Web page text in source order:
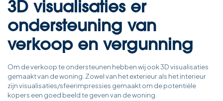
3D visualisaties er
ondersteuning van
verkoop en vergunning
Om de verkoop te ondersteunen hebben wij ook 3D visualisaties
gemaakt van de woning. Zowel van het exterieur als het interieur
zijn visualisaties/sfeerimpressies gemaakt om de potentiële
kopers een goed beeld te geven van de woning.